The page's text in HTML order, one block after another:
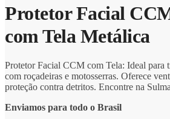
Protetor Facial
com Tela Metálica
Protetor Facial CCM com Tela: Ideal para
com roçadeiras e motosserras. Oferece
proteção contra detritos. Encontre na
Enviamos para todo o Brasil